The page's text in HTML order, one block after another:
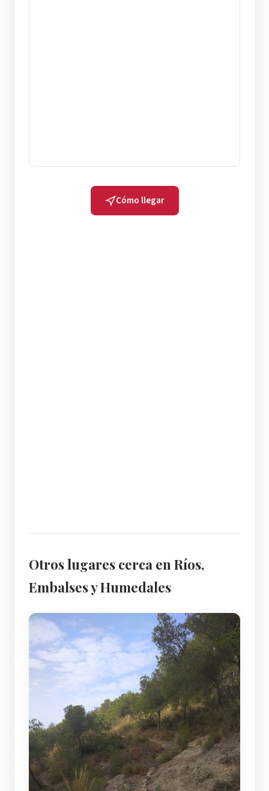
Cómo llegar
Otros lugares cerca en Ríos,
Embalses y Humedales